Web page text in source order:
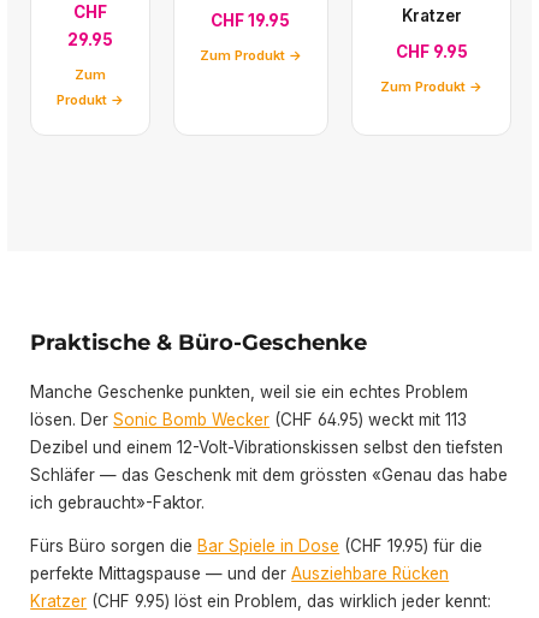
CHF
29.95
Zum
Produkt →
CHF 19.95
Zum Produkt →
Kratzer
CHF 9.95
Zum Produkt →
Praktische & Büro-Geschenke
Manche Geschenke punkten, weil sie ein echtes Problem
lösen. DerSonic Bomb Wecker (CHF 64.95) weckt mit 113
Dezibel und einem 12-Volt-Vibrationskissen selbst den tiefsten
Schläfer — das Geschenk mit dem grössten «Genau das habe
ich gebraucht»-Faktor.
Fürs Büro sorgen die Bar Spiele in Dose (CHF 19.95) für die
perfekte Mittagspause — und derAusziehbare Rücken
Kratzer (CHF 9.95) löst ein Problem, das wirklich jeder kennt: